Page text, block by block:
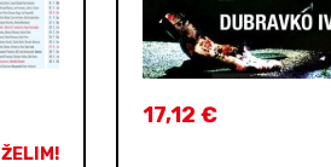
ŽELIM!
17,12 €